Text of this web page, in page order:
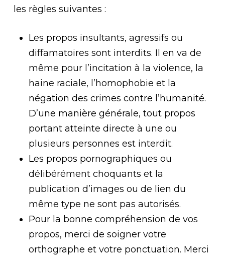
les règles suivantes :
Les propos insultants, agressifs ou
diffamatoires sont interdits. Il en va de
même pour l’incitation à la violence, la
haine raciale, l’homophobie et la
négation des crimes contre l’humanité.
D’une manière générale, tout propos
portant atteinte directe à une ou
plusieurs personnes est interdit.
Les propos pornographiques ou
délibérément choquants et la
publication d’images ou de lien du
même type ne sont pas autorisés.
Pour la bonne compréhension de vos
propos, merci de soigner votre
orthographe et votre ponctuation. Merci